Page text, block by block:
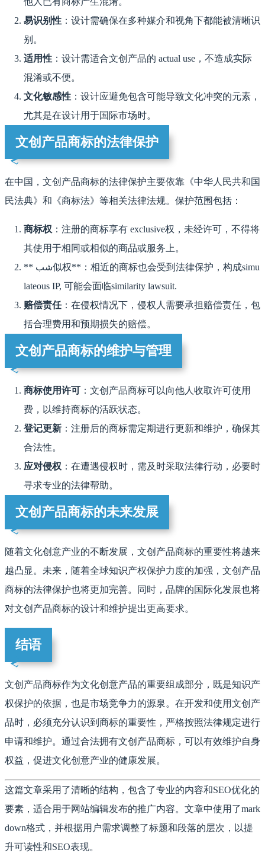
易识别性 ：设计需确保在多种媒介和视角下都能被清晰识
别。
适用性 ：设计需适合文创产品的 actual use，不造成实际
混淆或不便。
文化敏感性 ：设计应避免包含可能导致文化冲突的元素，
尤其是在设计用于国际市场时。
文创产品商标的法律保护
在中国，文创产品商标的法律保护主要依靠《中华人民共和国
民法典》和《商标法》等相关法律法规。保护范围包括：
商标权 ：注册的商标享有 exclusive权，未经许可，不得将
其使用于相同或相似的商品或服务上。
** شب似权**：相近的商标也会受到法律保护，构成simu
lateous IP, 可能会面临similarity lawsuit.
赔偿责任：在侵权情况下，侵权人需要承担赔偿责任，包
括合理费用和预期损失的赔偿。
文创产品商标的维护与管理
商标使用许可 ：文创产品商标可以向他人收取许可使用
费，以维持商标的活跃状态。
登记更新 ：注册后的商标需定期进行更新和维护，确保其
合法性。
应对侵权 ：在遭遇侵权时，需及时采取法律行动，必要时
寻求专业的法律帮助。
文创产品商标的未来发展
随着文化创意产业的不断发展，文创产品商标的重要性将越来
越凸显。未来，随着全球知识产权保护力度的加强，文创产品
商标的法律保护也将更加完善。同时，品牌的国际化发展也将
对文创产品商标的设计和维护提出更高要求。
结语
文创产品商标作为文化创意产品的重要组成部分，既是知识产
权保护的依据，也是市场竞争力的源泉。在开发和使用文创产
品时，必须充分认识到商标的重要性，严格按照法律规定进行
申请和维护。通过合法拥有文创产品商标，可以有效维护自身
权益，促进文化创意产业的健康发展。
这篇文章采用了清晰的结构，包含了专业的内容和SEO优化的
要素，适合用于网站编辑发布的推广内容。文章中使用了mark
down格式，并根据用户需求调整了标题和段落的层次，以提
升可读性和SEO表现。